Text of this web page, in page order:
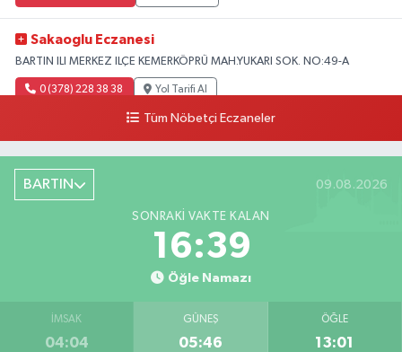
Sakaoglu Eczanesi
BARTIN ILI MERKEZ ILÇE KEMERKÖPRÜ MAH.YUKARI SOK. NO:49-A
0 (378) 228 38 38 Yol Tarifi Al
Tüm Nöbetçi Eczaneler
BARTIN 09.08.2026
SONRAKI VAKTE KALAN
16:38
Öğle Namazı
İMSAK
04:04
GÜNEŞ
05:46
ÖĞLE
13:01